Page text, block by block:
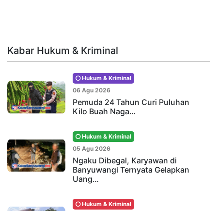
Kabar Hukum & Kriminal
Hukum & Kriminal
06 Agu 2026
Pemuda 24 Tahun Curi Puluhan
Kilo Buah Naga…
Hukum & Kriminal
05 Agu 2026
Ngaku Dibegal, Karyawan di
Banyuwangi Ternyata Gelapkan
Uang…
Hukum & Kriminal